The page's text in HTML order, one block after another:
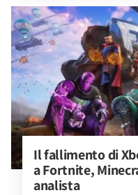
Il fallimento di
a Fortnite,
analista